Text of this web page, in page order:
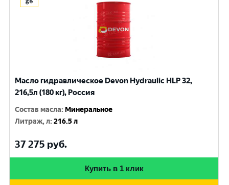
Масло гидравлическое Devon Hydraulic HLP 32,
216,5л (180 кг), Россия
Состав масла: Минеральное
Литраж, л:216.5 л
37 275 руб.
Купить в 1 клик